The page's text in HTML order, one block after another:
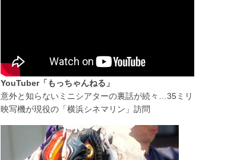
YouTuber「もっちゃんねる」
意外と知らないミニシアターの裏話が続々…35ミリ
映写機が現役の「横浜シネマリン」訪問